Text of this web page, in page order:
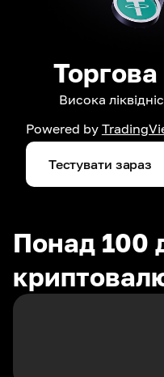
Висока
Powered by
Тестувати зараз
Понад 100